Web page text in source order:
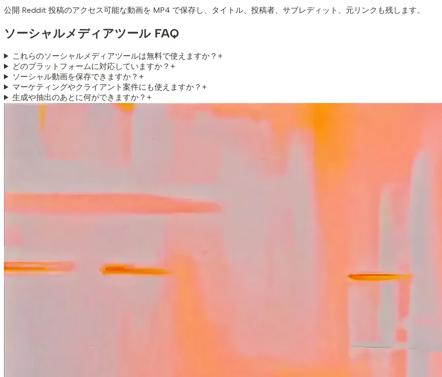
公開 Reddit 投稿のアクセス可能な動画を MP4 で保存し、タイトル、投稿者、サブレディット、元リンクも残します。
ソーシャルメディアツール FAQ
これらのソーシャルメディアツールは無料で使えますか？ +
どのプラットフォームに対応していますか？ +
ソーシャル動画を保存できますか？ +
マーケティングやクライアント案件にも使えますか？ +
生成や抽出のあとに何ができますか？ +